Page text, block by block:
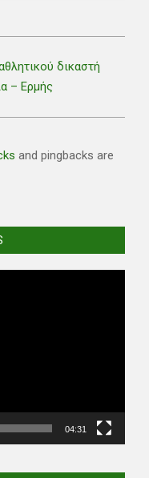
δικαστή
– Ερμής
and pingbacks are
04:31